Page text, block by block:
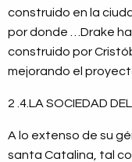
construido en la
por donde …Drake
construido por
mejorando el
2 .4.LA SOCIEDAD
A lo extenso de su
santa Catalina, tal